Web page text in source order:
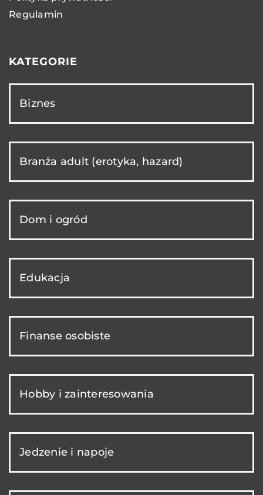
Regulamin
KATEGORIE
Biznes
Branża adult (erotyka, hazard)
Dom i ogród
Edukacja
Finanse osobiste
Hobby i zainteresowania
Jedzenie i napoje